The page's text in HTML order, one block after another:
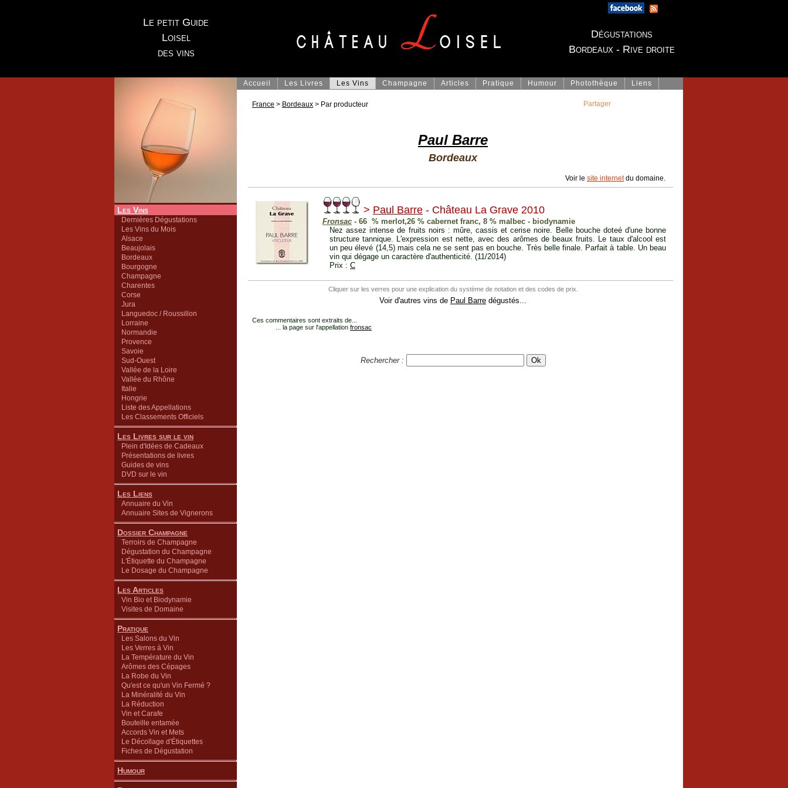
Le petit Guide
Loisel
des vins
Dégustations
Bordeaux - Rive droite
Les Vins
Dernières Dégustations
Les Vins du Mois
Alsace
Beaujolais
Bordeaux
Bourgogne
Champagne
Charentes
Corse
Jura
Languedoc / Roussillon
Lorraine
Normandie
Provence
Savoie
Sud-Ouest
Vallée de la Loire
Vallée du Rhône
Italie
Hongrie
Liste des Appellations
Les Classements Officiels
Les Livres sur le vin
Plein d'Idées de Cadeaux
Présentations de livres
Guides de vins
DVD sur le vin
Les Liens
Annuaire du Vin
Annuaire Sites de Vignerons
Dossier Champagne
Terroirs de Champagne
Dégustation du Champagne
L'Étiquette du Champagne
Le Dosage du Champagne
Les Articles
Vin Bio et Biodynamie
Visites de Domaine
Pratique
Les Salons du Vin
Les Verres à Vin
La Température du Vin
Arômes des Cépages
La Robe du Vin
Qu'est ce qu'un Vin Fermé ?
La Minéralité du Vin
La Réduction
Vin et Carafe
Bouteille entamée
Accords Vin et Mets
Le Décollage d'Étiquettes
Fiches de Dégustation
Humour
Accueil Les Livres Les Vins Champagne Articles Pratique Humour Photothèque Liens
France > Bordeaux > Par producteur
Paul Barre
Bordeaux
Voir le site internetdu domaine.
> Paul Barre - Château La Grave 2010
Fronsac - 66 % merlot,26 % cabernet franc, 8 % malbec - biodynamie
Nez assez intense de fruits noirs : mûre, cassis et cerise noire. Belle bouche doteé d'une bonne
structure tannique. L'expression est nette, avec des arômes de beaux fruits. Le taux d'alcool est
un peu élevé (14,5) mais cela ne se sent pas en bouche. Très belle finale. Parfait à table. Un beau
vin qui dégage un caractère d'authenticité. (11/2014)
Prix : C
Cliquer sur les verres pour une explication du système de notation et des codes de prix.
Voir d'autres vins de Paul Barre dégustés...
Ces commentaires sont extraits de...
... la page sur l'appellation fronsac
Rechercher :
Partager